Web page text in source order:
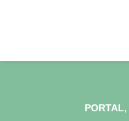
PORTAL,